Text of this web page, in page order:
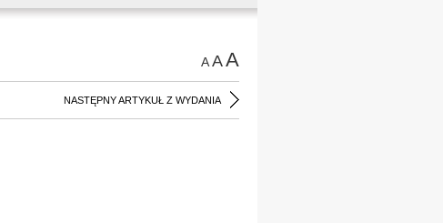
AAA
NASTĘPNY ARTYKUŁ Z WYDANIA